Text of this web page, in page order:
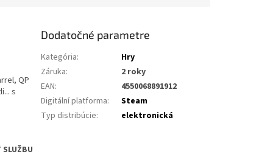
QP
s
SLUŽBU
Dodatočné parametre
Kategória:
Hry
Záruka:
2 roky
EAN:
4550068891912
Digitální platforma:
Steam
Typ distribúcie: elektronická